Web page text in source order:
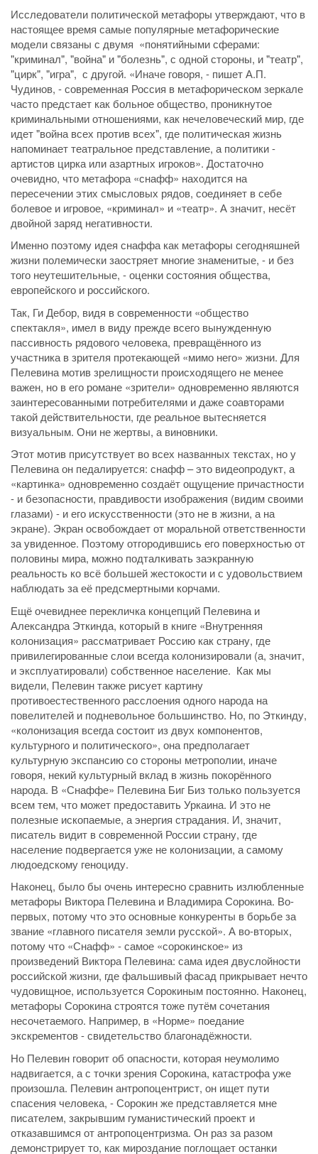
Исследователи политической метафоры утверждают, что в
настоящее время самые популярные метафорические
модели связаны с двумя «понятийными сферами:
"криминал", "война" и "болезнь", с одной стороны, и "театр",
"цирк", "игра", с другой. «Иначе говоря, - пишет А.П.
Чудинов, - современная Россия в метафорическом зеркале
часто предстает как больное общество, проникнутое
криминальными отношениями, как нечеловеческий мир, где
идет "война всех против всех", где политическая жизнь
напоминает театральное представление, а политики -
артистов цирка или азартных игроков». Достаточно
очевидно, что метафора «снафф» находится на
пересечении этих смысловых рядов, соединяет в себе
болевое и игровое, «криминал» и «театр». А значит, несёт
двойной заряд негативности.
Именно поэтому идея снаффа как метафоры сегодняшней
жизни полемически заостряет многие знаменитые, - и без
того неутешительные, - оценки состояния общества,
европейского и российского.
Так, Ги Дебор, видя в современности «общество
спектакля», имел в виду прежде всего вынужденную
пассивность рядового человека, превращённого из
участника в зрителя протекающей «мимо него» жизни. Для
Пелевина мотив зрелищности происходящего не менее
важен, но в его романе «зрители» одновременно являются
заинтересованными потребителями и даже соавторами
такой действительности, где реальное вытесняется
визуальным. Они не жертвы, а виновники.
Этот мотив присутствует во всех названных текстах, но у
Пелевина он педалируется: снафф – это видеопродукт, а
«картинка» одновременно создаёт ощущение причастности
- и безопасности, правдивости изображения (видим своими
глазами) - и его искусственности (это не в жизни, а на
экране). Экран освобождает от моральной ответственности
за увиденное. Поэтому отгородившись его поверхностью от
половины мира, можно подталкивать заэкранную
реальность ко всё большей жестокости и с удовольствием
наблюдать за её предсмертными корчами.
Ещё очевиднее перекличка концепций Пелевина и
Александра Эткинда, который в книге «Внутренняя
колонизация» рассматривает Россию как страну, где
привилегированные слои всегда колонизировали (а, значит,
и эксплуатировали) собственное население. Как мы
видели, Пелевин также рисует картину
противоестественного расслоения одного народа на
повелителей и подневольное большинство. Но, по Эткинду,
«колонизация всегда состоит из двух компонентов,
культурного и политического», она предполагает
культурную экспансию со стороны метрополии, иначе
говоря, некий культурный вклад в жизнь покорённого
народа. В «Снаффе» Пелевина Биг Биз только пользуется
всем тем, что может предоставить Уркаина. И это не
полезные ископаемые, а энергия страдания. И, значит,
писатель видит в современной России страну, где
население подвергается уже не колонизации, а самому
людоедскому геноциду.
Наконец, было бы очень интересно сравнить излюбленные
метафоры Виктора Пелевина и Владимира Сорокина. Во-
первых, потому что это основные конкуренты в борьбе за
звание «главного писателя земли русской». А во-вторых,
потому что «Снафф» - самое «сорокинское» из
произведений Виктора Пелевина: сама идея двуслойности
российской жизни, где фальшивый фасад прикрывает нечто
чудовищное, используется Сорокиным постоянно. Наконец,
метафоры Сорокина строятся тоже путём сочетания
несочетаемого. Например, в «Норме» поедание
экскрементов - свидетельство благонадёжности.
Но Пелевин говорит об опасности, которая неумолимо
надвигается, а с точки зрения Сорокина, катастрофа уже
произошла. Пелевин антропоцентрист, он ищет пути
спасения человека, - Сорокин же представляется мне
писателем, закрывшим гуманистический проект и
отказавшимся от антропоцентризма. Он раз за разом
демонстрирует то, как мироздание поглощает останки